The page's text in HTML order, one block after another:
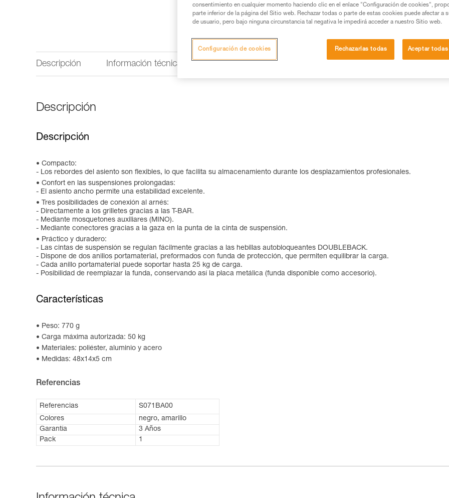
Descripción Información técnica
Descripción
Descripción
Compacto:
- Los rebordes del asiento son flexibles, lo que facilita su almacenamiento durante los desplazamientos profesionales.
Confort en las suspensiones prolongadas:
- El asiento ancho permite una estabilidad excelente.
Tres posibilidades de conexión al arnés:
- Directamente a los grilletes gracias a las T-BAR.
- Mediante mosquetones auxiliares (MINO).
- Mediante conectores gracias a la gaza en la punta de la cinta de suspensión.
Práctico y duradero:
- Las cintas de suspensión se regulan fácilmente gracias a las hebillas autobloqueantes DOUBLEBACK.
- Dispone de dos anillos portamaterial, preformados con funda de protección, que permiten equilibrar la carga.
- Cada anillo portamaterial puede soportar hasta 25 kg de carga.
- Posibilidad de reemplazar la funda, conservando así la placa metálica (funda disponible como accesorio).
Características
Peso: 770 g
Carga máxima autorizada: 50 kg
Materiales: poliéster, aluminio y acero
Medidas: 48x14x5 cm
Referencias
Referencias
S071BA00
Colores
negro, amarillo
Garantía
3 Años
Pack
1
consentimiento en cualquier momento haciendo clic en el enlace "Configuración de cookies",
parte inferior de la página del Sitio web. Rechazar todas o parte de estas cookies puede afectar a
de usuario, pero bajo ninguna circunstancia tal negativa le impedirá acceder a nuestro Sitio web.
Rechazarlas todas Aceptar
Configuración de cookies